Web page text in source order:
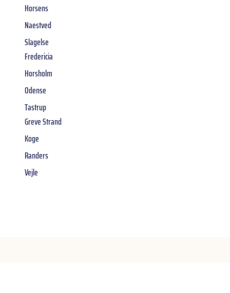
Horsens
Naestved
Slagelse
Fredericia
Horsholm
Odense
Tastrup
Greve Strand
Koge
Randers
Vejle